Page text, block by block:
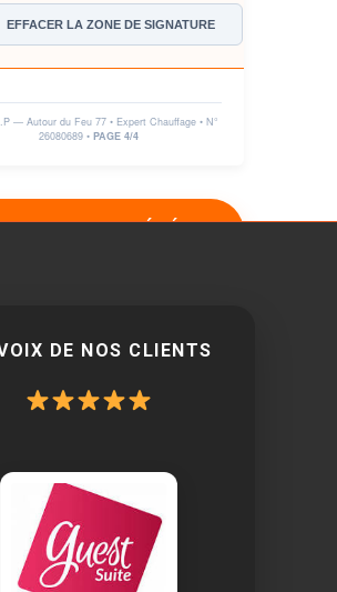
EFFACER LA ZONE DE SIGNATURE
— Autour du Feu 77 • Expert Chauffage • N°
26080689 • PAGE 4/4
& GÉNÉRER
DE NOS CLIENTS